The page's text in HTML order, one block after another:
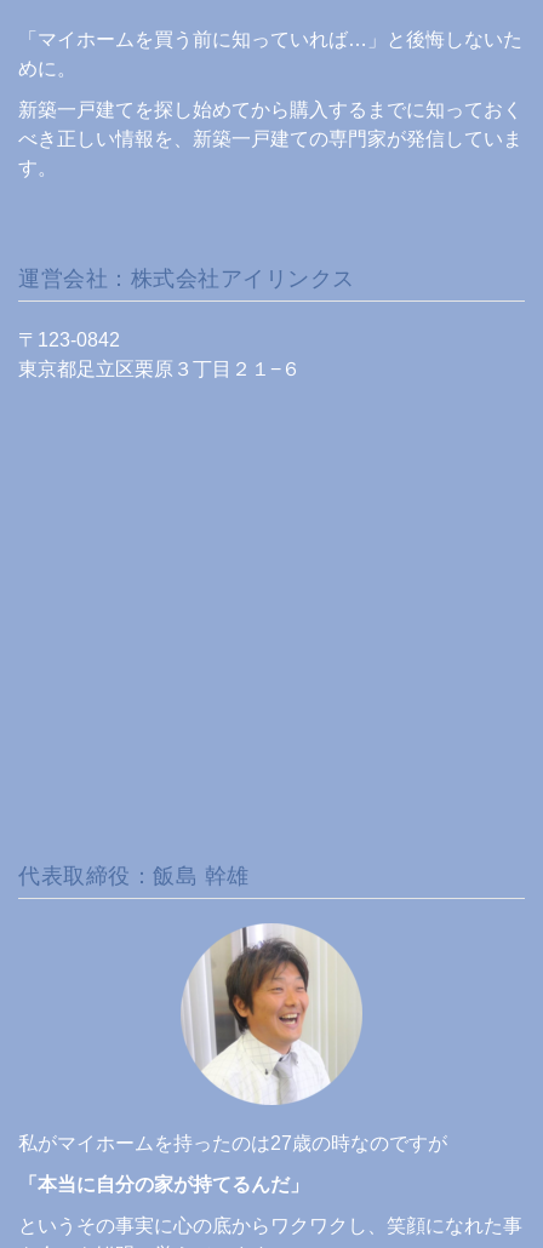
「マイホームを買う前に知っていれば…」と後悔しないた
めに。
新築一戸建てを探し始めてから購入するまでに知っておく
べき正しい情報を、新築一戸建ての専門家が発信していま
す。
運営会社：株式会社アイリンクス
〒123-0842
東京都足立区栗原３丁目２１−６
代表取締役：飯島 幹雄
私がマイホームを持ったのは27歳の時なのですが
「本当に自分の家が持てるんだ」
というその事実に心の底からワクワクし、笑顔になれた事